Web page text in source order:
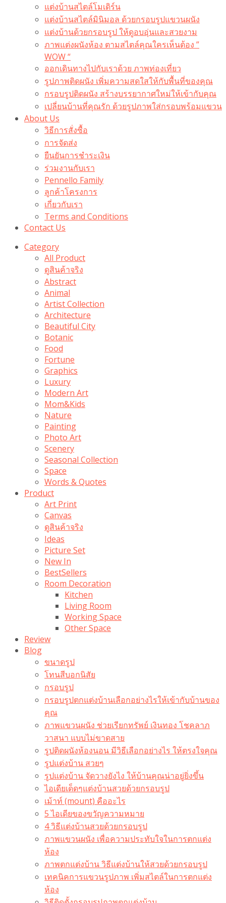
แต่งบ้านสไตล์โมเดิร์น
แต่งบ้านสไตล์มินิมอล ด้วยกรอบรูปแขวนผนัง
แต่งบ้านด้วยกรอบรูป ให้ดูอบอุ่นและสวยงาม
ภาพแต่งผนังห้อง ตามสไตล์คุณใครเห็นต้อง ”
WOW “
ออกเดินทางไปกับเราด้วย ภาพท่องเที่ยว
รูปภาพติดผนัง เพิ่มความสดใสให้กับพื้นที่ของคุณ
กรอบรูปติดผนัง สร้างบรรยากาศใหม่ให้เข้ากับคุณ
เปลี่ยนบ้านที่คุณรัก ด้วยรูปภาพใส่กรอบพร้อมแขวน​
About Us
วิธีการสั่งซื้อ
การจัดส่ง
ยืนยันการชำระเงิน
ร่วมงานกับเรา
Pennello Family
ลูกค้าโครงการ
เกี่ยวกับเรา
Terms and Conditions
Contact Us
Category
All Product
ดูสินค้าจริง
Abstract
Animal
Artist Collection
Architecture
Beautiful City
Botanic
Food
Fortune
Graphics
Luxury
Modern Art
Mom&Kids
Nature
Painting
Photo Art
Scenery
Seasonal Collection
Space
Words & Quotes
Product
Art Print
Canvas
ดูสินค้าจริง
Ideas
Picture Set
New In
BestSellers
Room Decoration
Kitchen
Living Room
Working Space
Other Space
Review
Blog
ขนาดรูป
โทนสีบอกนิสัย
กรอบรูป
กรอบรูปตกแต่งบ้านเลือกอย่างไรให้เข้ากับบ้านของ
คุณ
ภาพแขวนผนัง ช่วยเรียกทรัพย์ เงินทอง โชคลาภ
วาสนา แบบไม่ขาดสาย
รูปติดผนังห้องนอน มีวิธีเลือกอย่างไร ให้ตรงใจคุณ
รูปแต่งบ้าน สวยๆ
รูปแต่งบ้าน จัดวางยังไง ให้บ้านคุณน่าอยู่ยิ่งขึ้น
ไอเดียเด็ดๆแต่งบ้านสวยด้วยกรอบรูป
เม้าท์ (mount) คืออะไร​
5 ไอเดียของขวัญความหมาย
4 วิธีแต่งบ้านสวยด้วยกรอบรูป
ภาพแขวนผนัง เพื่อความประทับใจในการตกแต่ง
ห้อง
ภาพตกแต่งบ้าน วิธีแต่งบ้านให้สวยด้วยกรอบรูป
เทคนิคการแขวนรูปภาพ เพิ่มสไตล์ในการตกแต่ง
ห้อง